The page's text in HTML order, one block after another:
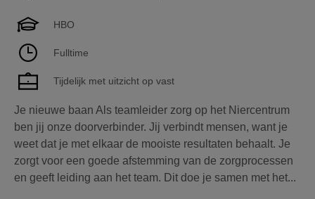
HBO
Fulltime
Tijdelijk met uitzicht op vast
Je nieuwe baan Als teamleider zorg op het Niercentrum
ben jij onze doorverbinder. Jij verbindt mensen, want je
weet dat je met elkaar de mooiste resultaten behaalt. Je
zorgt voor een goede afstemming van de zorgprocessen
en geeft leiding aan het team. Dit doe je samen met het...